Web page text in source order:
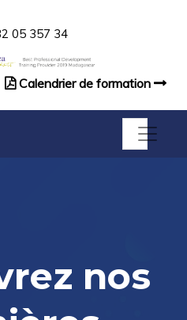
05 357 34
Calendrier de formation
nos